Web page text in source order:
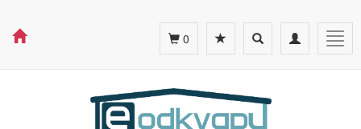
Toggle
navigation
Toggle
search
0